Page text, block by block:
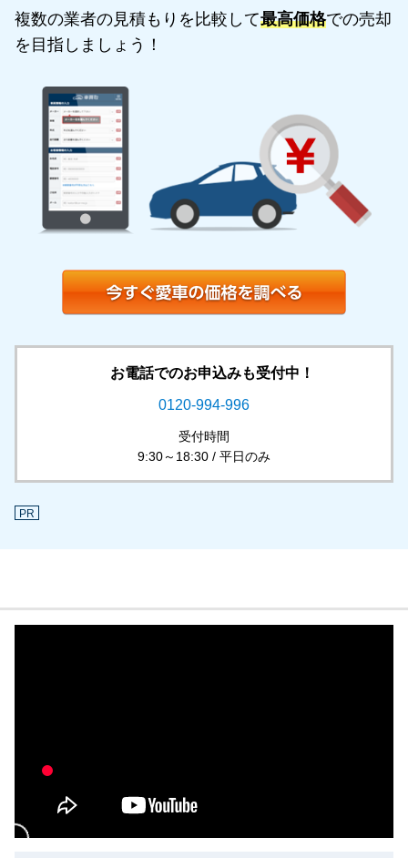
複数の業者の見積もりを比較して最高価格での売却
を目指しましょう！
お電話でのお申込みも受付中！
0120-994-996
受付時間
9:30～18:30 / 平日のみ
PR